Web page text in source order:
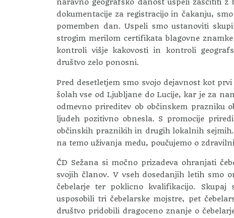
naravno geografsko danost uspeli zaščititi z
dokumentacije za registracijo in čakanju,
pomemben dan. Uspeli smo ustanoviti
strogim merilom certifikata blagovne
kontroli višje kakovosti in kontroli
društvo zelo ponosni.
Pred desetletjem smo svojo dejavnost kot
šolah vse od Ljubljane do Lucije, kar je za
odmevno prireditev ob občinskem prazniku
ljudeh pozitivno obnesla. S promocije
občinskih praznikih in drugih lokalnih
na temo uživanja medu, poučujemo o
ČD Sežana si močno prizadeva ohranjati
svojih članov. V vseh dosedanjih letih smo
čebelarje ter poklicno kvalifikacijo. Skupaj
usposobili tri čebelarske mojstre, pet
društvo pridobili dragoceno znanje o